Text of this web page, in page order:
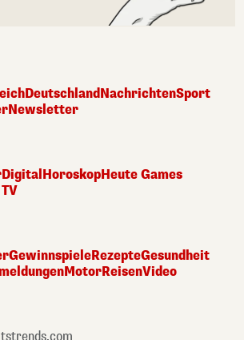
DeutschlandNachrichtenSport
Newsletter
Digital HoroskopHeute Games
GewinnspieleRezepteGesundheit
MotorReisenVideo